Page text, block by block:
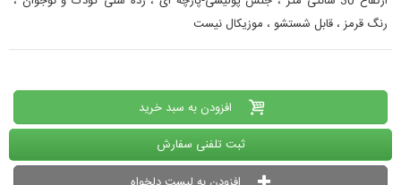
رنگ قرمز ، قابل شستشو ، موزیکال نیست
افزودن به سبد خرید
ثبت تلفنی سفارش